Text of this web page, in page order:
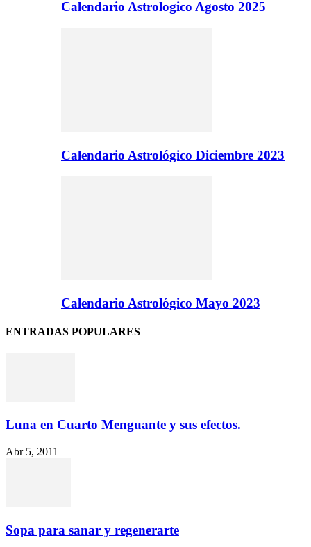
Calendario Astrologico Agosto 2025
Calendario Astrológico Diciembre 2023
Calendario Astrológico Mayo 2023
ENTRADAS POPULARES
Luna en Cuarto Menguante y sus efectos.
Abr 5, 2011
Sopa para sanar y regenerarte